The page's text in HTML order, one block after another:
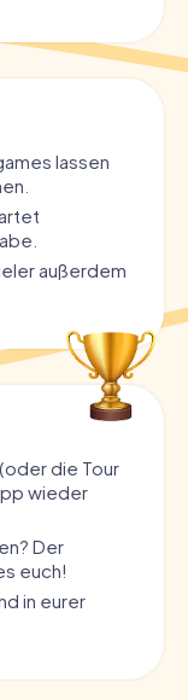
lassen
außerdem
die Tour
wieder
Der
euch!
in eurer